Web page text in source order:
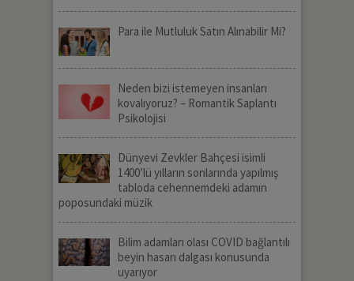
Para ile Mutluluk Satın Alınabilir Mi?
Neden bizi istemeyen insanları
kovalıyoruz? – Romantik Saplantı
Psikolojisi
Dünyevi Zevkler Bahçesi isimli
1400’lü yılların sonlarında yapılmış
tabloda cehennemdeki adamın
poposundaki müzik
Bilim adamları olası COVID bağlantılı
beyin hasarı dalgası konusunda
uyarıyor